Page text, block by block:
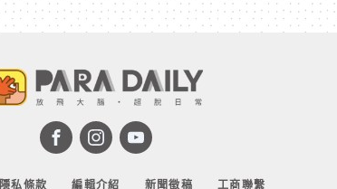
隱私條款 編輯介紹 新聞徵稿 工商聯繫